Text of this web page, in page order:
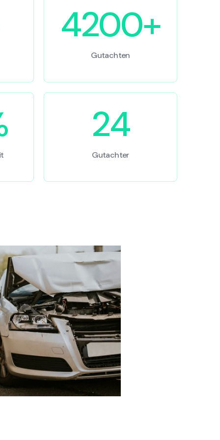
4200+
Gutachten
24
Gutachter